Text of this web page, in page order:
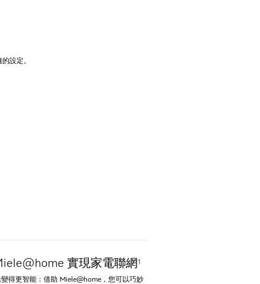
設定。
實現家電聯網1
得更智能：借助 Miele@home，您可以巧妙